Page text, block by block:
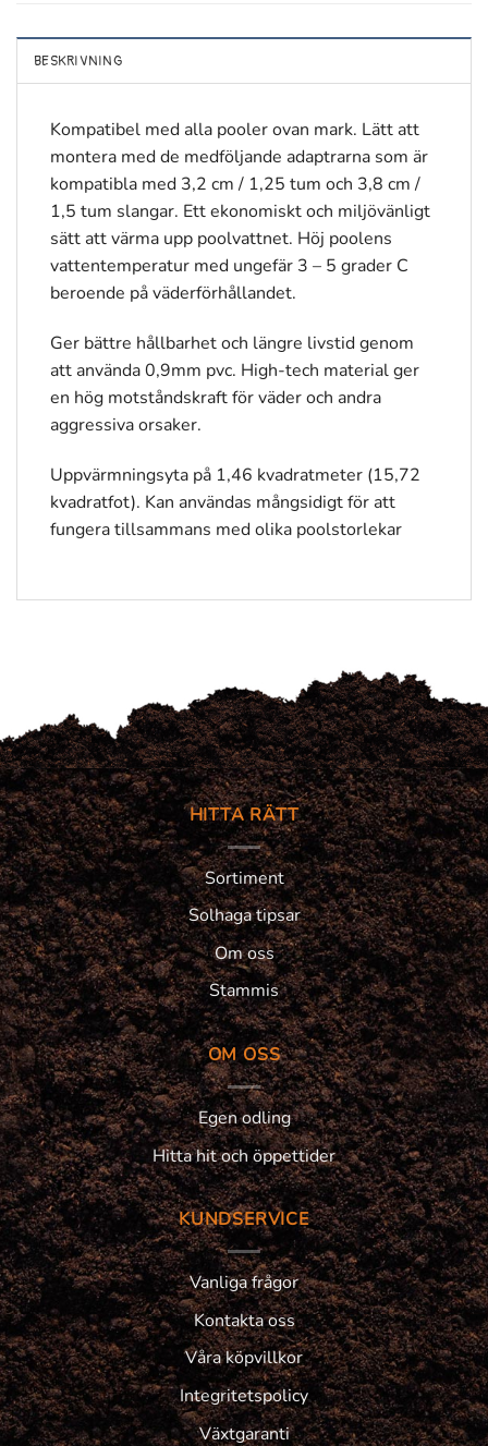
BESKRIVNING
Kompatibel med alla pooler ovan mark. Lätt att
montera med de medföljande adaptrarna som är
kompatibla med 3,2 cm / 1,25 tum och 3,8 cm /
1,5 tum slangar. Ett ekonomiskt och miljövänligt
sätt att värma upp poolvattnet. Höj poolens
vattentemperatur med ungefär 3 – 5 grader C
beroende på väderförhållandet.
Ger bättre hållbarhet och längre livstid genom
att använda 0,9mm pvc. High-tech material ger
en hög motståndskraft för väder och andra
aggressiva orsaker.
Uppvärmningsyta på 1,46 kvadratmeter (15,72
kvadratfot). Kan användas mångsidigt för att
fungera tillsammans med olika poolstorlekar
HITTA RÄTT
Sortiment
Solhaga tipsar
Om oss
Stammis
OM OSS
Egen odling
Hitta hit och öppettider
KUNDSERVICE
Vanliga frågor
Kontakta oss
Våra köpvillkor
Integritetspolicy
Växtgaranti